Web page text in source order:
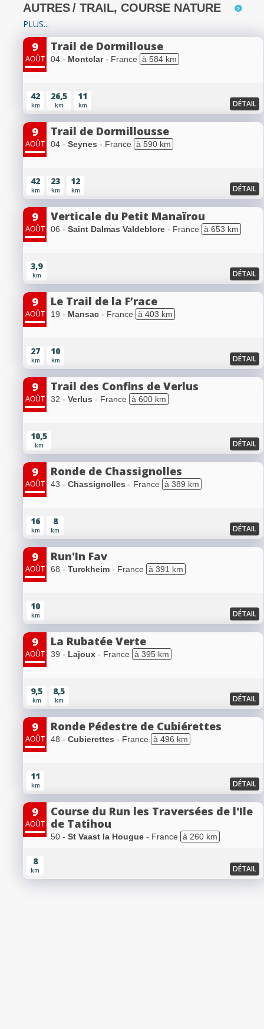
AUTRES/ TRAIL, COURSE NATURE
PLUS...
9
AOÛT
Trail de Dormillouse
04 - Montclar- France à 584 km
42
km
26,5
km
11
km DÉTAIL
9
AOÛT
Trail de Dormillousse
04 - Seynes - France à 590 km
42
km
23
km
12
km DÉTAIL
9
AOÛT
Verticale du Petit Manaïrou
06 - Saint Dalmas Valdeblore - France à 653 km
3,9
km DÉTAIL
9
AOÛT
Le Trail de la F’race
19 - Mansac - France à 403 km
27
km
10
km DÉTAIL
9
AOÛT
Trail des Confins de Verlus
32 - Verlus - France à 600 km
10,5
km DÉTAIL
9
AOÛT
Ronde de Chassignolles
43 - Chassignolles - France à 389 km
16
km
8
km DÉTAIL
9
AOÛT
Run'In Fav
68 - Turckheim - France à 391 km
10
km DÉTAIL
9
AOÛT
La Rubatée Verte
39 - Lajoux - France à 395 km
9,5
km
8,5
km DÉTAIL
9
AOÛT
Ronde Pédestre de Cubiérettes
48 - Cubierettes - France à 496 km
11
km DÉTAIL
9
AOÛT
Course du Run les Traversées de l'Ile
de Tatihou
50 - St Vaast la Hougue - France à 260 km
8
km DÉTAIL